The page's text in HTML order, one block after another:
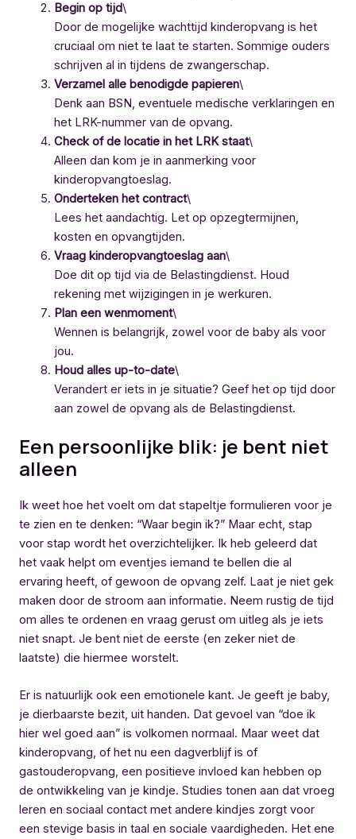
Begin op tijd\
Door de mogelijke wachttijd kinderopvang is het
cruciaal om niet te laat te starten. Sommige ouders
schrijven al in tijdens de zwangerschap.
Verzamel alle benodigde papieren\
Denk aan BSN, eventuele medische verklaringen en
het LRK-nummer van de opvang.
Check of de locatie in het LRK staat\
Alleen dan kom je in aanmerking voor
kinderopvangtoeslag.
Onderteken het contract\
Lees het aandachtig. Let op opzegtermijnen,
kosten en opvangtijden.
Vraag kinderopvangtoeslag aan\
Doe dit op tijd via de Belastingdienst. Houd
rekening met wijzigingen in je werkuren.
Plan een wenmoment\
Wennen is belangrijk, zowel voor de baby als voor
jou.
Houd alles up-to-date\
Verandert er iets in je situatie? Geef het op tijd door
aan zowel de opvang als de Belastingdienst.
Een persoonlijke blik: je bent niet
alleen
Ik weet hoe het voelt om dat stapeltje formulieren voor je
te zien en te denken: “Waar begin ik?” Maar echt, stap
voor stap wordt het overzichtelijker. Ik heb geleerd dat
het vaak helpt om eventjes iemand te bellen die al
ervaring heeft, of gewoon de opvang zelf. Laat je niet gek
maken door de stroom aan informatie. Neem rustig de tijd
om alles te ordenen en vraag gerust om uitleg als je iets
niet snapt. Je bent niet de eerste (en zeker niet de
laatste) die hiermee worstelt.
Er is natuurlijk ook een emotionele kant. Je geeft je baby,
je dierbaarste bezit, uit handen. Dat gevoel van “doe ik
hier wel goed aan” is volkomen normaal. Maar weet dat
kinderopvang, of het nu een dagverblijf is of
gastouderopvang, een positieve invloed kan hebben op
de ontwikkeling van je kindje. Studies tonen aan dat vroeg
leren en sociaal contact met andere kindjes zorgt voor
een stevige basis in taal en sociale vaardigheden. Het ene